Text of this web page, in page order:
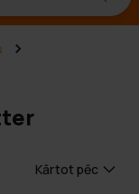
Kārtot pēc